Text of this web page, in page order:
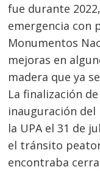
fue durante
emergencia con
Monumentos
mejoras en
madera que ya
La finalización
inauguración del
la UPA el 31 de
el tránsito
encontraba